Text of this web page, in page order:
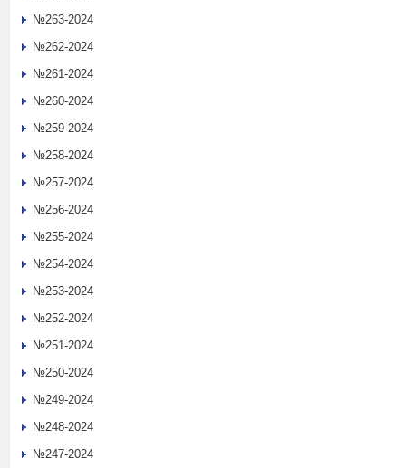
№263-2024
№262-2024
№261-2024
№260-2024
№259-2024
№258-2024
№257-2024
№256-2024
№255-2024
№254-2024
№253-2024
№252-2024
№251-2024
№250-2024
№249-2024
№248-2024
№247-2024